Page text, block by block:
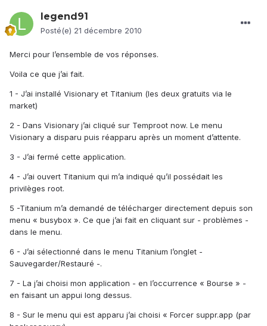
legend91
Posté(e) 21 décembre 2010
Merci pour l’ensemble de vos réponses.
Voila ce que j’ai fait.
1 - J’ai installé Visionary et Titanium (les deux gratuits via le
market)
2 - Dans Visionary j’ai cliqué sur Temproot now. Le menu
Visionary a disparu puis réapparu après un moment d’attente.
3 - J’ai fermé cette application.
4 - J’ai ouvert Titanium qui m’a indiqué qu’il possédait les
privilèges root.
5 -Titanium m’a demandé de télécharger directement depuis son
menu « busybox ». Ce que j’ai fait en cliquant sur - problèmes -
dans le menu.
6 - J’ai sélectionné dans le menu Titanium l’onglet -
Sauvegarder/Restauré -.
7 - La j’ai choisi mon application - en l’occurrence « Bourse » -
en faisant un appui long dessus.
8 - Sur le menu qui est apparu j’ai choisi « Forcer suppr.app (par